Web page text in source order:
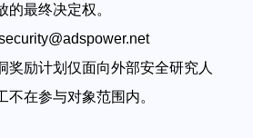
的最终决定权。
奖励计划仅面向外部安全研究人
不在参与对象范围内。